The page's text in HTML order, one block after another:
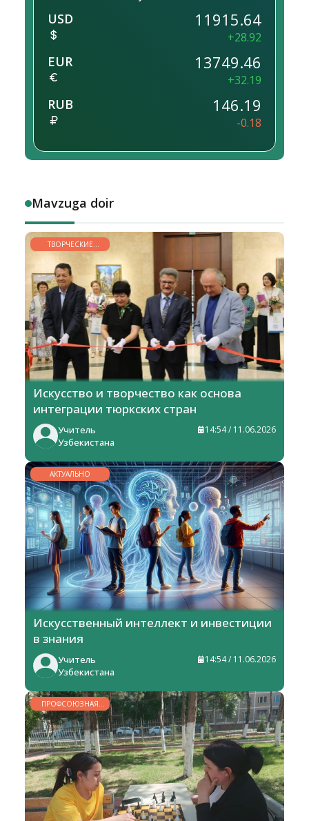
USD 11915.64
+28.92
EUR 13749.46
+32.19
RUB 146.19
-0.18
Mavzuga doir
ТВОРЧЕСКИЕ
ГОРИЗОНТЫ
Искусство и творчество как основа
интеграции тюркских стран
Учитель
Узбекистана
14:54 / 11.06.2026
АКТУАЛЬНО
Искусственный интеллект и инвестиции
в знания
Учитель
Узбекистана
14:54 / 11.06.2026
ПРОФСОЮЗНАЯ
ЖИЗНЬ